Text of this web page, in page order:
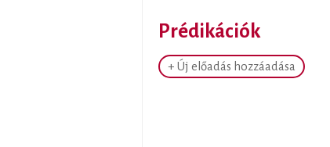
Prédikációk
+ Új előadás hozzáadása